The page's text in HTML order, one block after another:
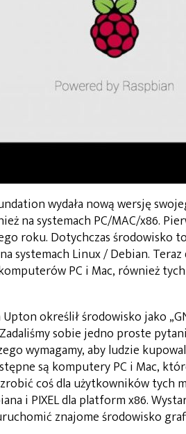
wydała nową wersję
na systemach PC/MAC/x86.
roku. Dotychczas środowisko
systemach Linux / Debian.
PC i Mac, również
Upton określił środowisko jako
sobie jedno proste
wymagamy, aby ludzie
są komputery PC i Mac,
coś dla użytkowników tych
i PIXEL dla platform x86.
znajome środowisko